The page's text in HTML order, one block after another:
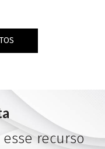
recurso